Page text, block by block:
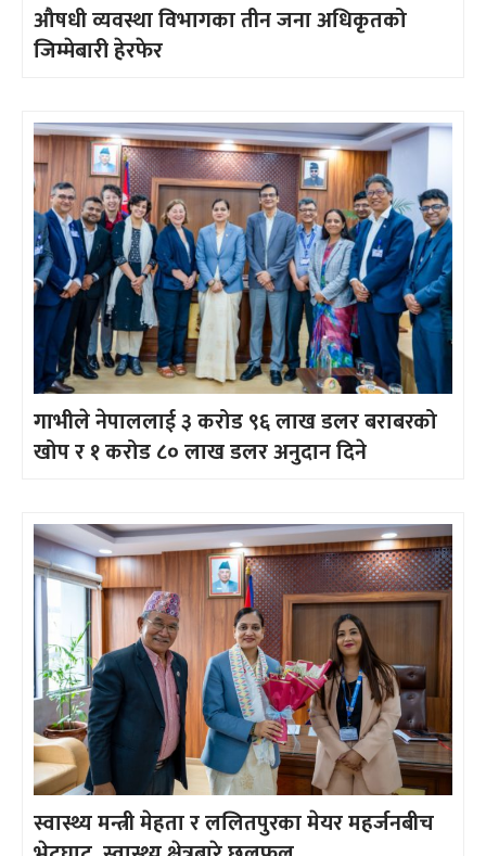
औषधी व्यवस्था विभागका तीन जना अधिकृतको
जिम्मेबारी हेरफेर
गाभीले नेपाललाई ३ करोड ९६ लाख डलर बराबरको
खोप र १ करोड ८० लाख डलर अनुदान दिने
स्वास्थ्य मन्त्री मेहता र ललितपुरका मेयर महर्जनबीच